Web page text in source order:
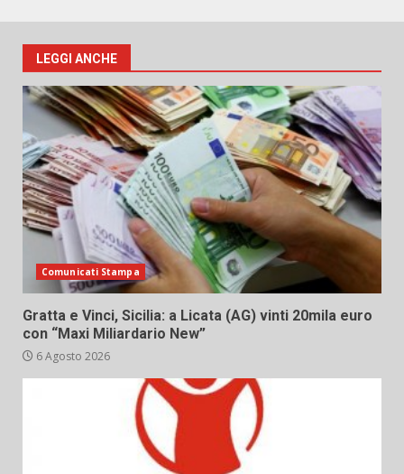
LEGGI ANCHE
Comunicati Stampa
Gratta e Vinci, Sicilia: a Licata (AG) vinti 20mila euro
con “Maxi Miliardario New”
6 Agosto 2026